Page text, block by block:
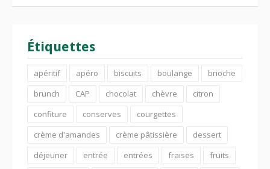
Étiquettes
apéritif apéro biscuits boulange
brioche
brunch
CAP chocolat chèvre
citron
confiture
conserves
courgettes
crème d'amandes
crème pâtissière
dessert
déjeuner
entrée entrées fraises
fruits